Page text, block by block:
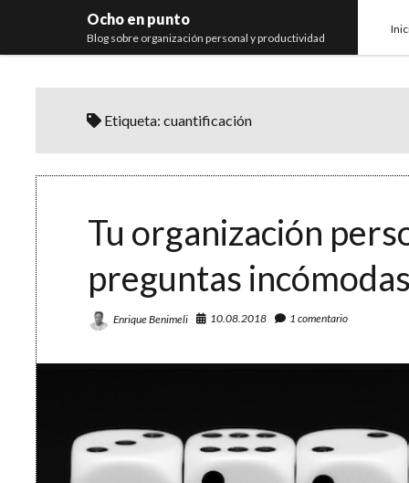
Ocho en punto
Blog sobre organización personal y productividad
Etiqueta:cuantificación
Tu organización
preguntas incómodas
Enrique Benimeli 10.08.2018 1 comentario